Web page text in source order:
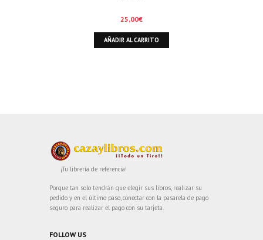
25,00€
AÑADIR AL CARRITO
¡Tu librería de referencia!
Porque tan solo tendrán que elegir sus libros, realizar su
pedido y en el último paso, conectar con la pasarela de pago
seguro para realizar el pago con su tarjeta.
FOLLOW US